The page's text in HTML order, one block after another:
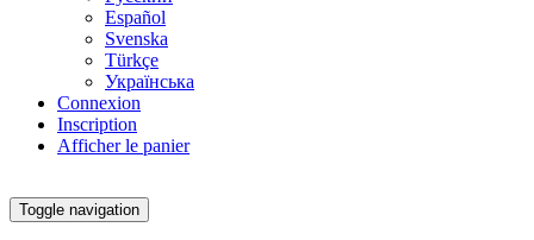
Español
Svenska
Türkçe
Українська
Connexion
Inscription
Afficher le panier
Toggle navigation